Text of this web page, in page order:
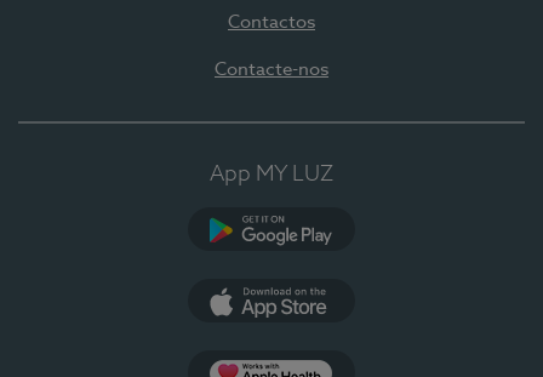
Contactos
Contacte-nos
App MY LUZ